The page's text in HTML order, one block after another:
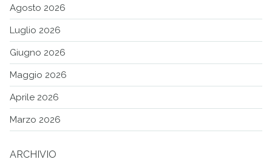
Agosto 2026
Luglio 2026
Giugno 2026
Maggio 2026
Aprile 2026
Marzo 2026
ARCHIVIO